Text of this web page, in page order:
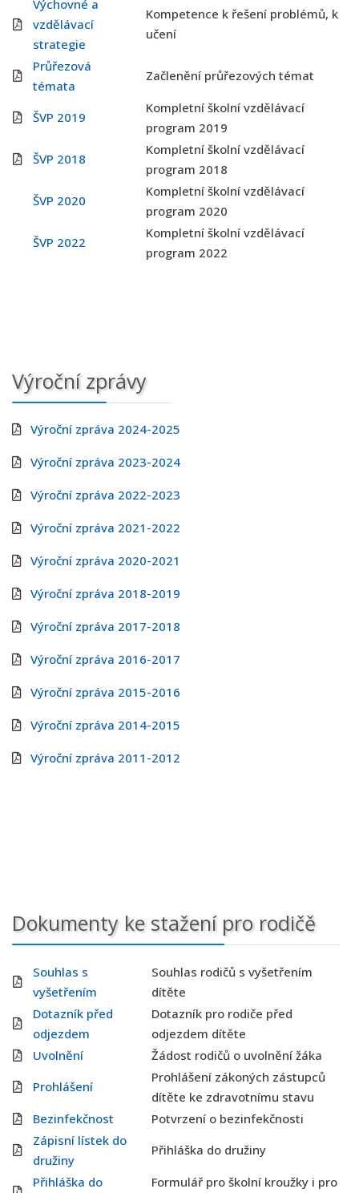
Výchovné a
vzdělávací
strategie
Kompetence k řešení problémů, k
učení
Průřezová
témata
Začlenění průřezových témat
ŠVP 2019
Kompletní školní vzdělávací
program 2019
ŠVP 2018
Kompletní školní vzdělávací
program 2018
ŠVP 2020
Kompletní školní vzdělávací
program 2020
ŠVP 2022
Kompletní školní vzdělávací
program 2022
Výroční zprávy
Výroční zpráva 2024-2025
Výroční zpráva 2023-2024
Výroční zpráva 2022-2023
Výroční zpráva 2021-2022
Výroční zpráva 2020-2021
Výroční zpráva 2018-2019
Výroční zpráva 2017-2018
Výroční zpráva 2016-2017
Výroční zpráva 2015-2016
Výroční zpráva 2014-2015
Výroční zpráva 2011-2012
Dokumenty ke stažení pro rodičě
Souhlas s
vyšetřením
Souhlas rodičů s vyšetřením
dítěte
Dotazník před
odjezdem
Dotazník pro rodiče před
odjezdem dítěte
Uvolnění
Žádost rodičů o uvolnění žáka
Prohlášení
Prohlášení zákoných zástupců
dítěte ke zdravotnímu stavu
Bezinfekčnost
Potvrzení o bezinfekčnosti
Zápisní lístek do
družiny
Přihláška do družiny
Přihláška do
Formulář pro školní kroužky i pro